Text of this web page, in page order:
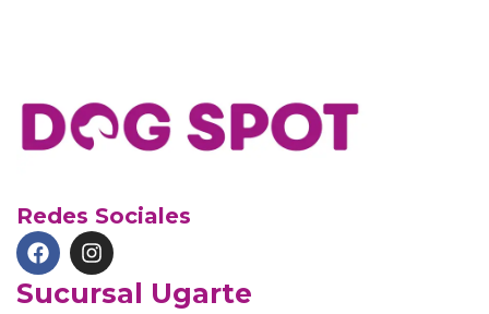
Redes Sociales
Sucursal Ugarte